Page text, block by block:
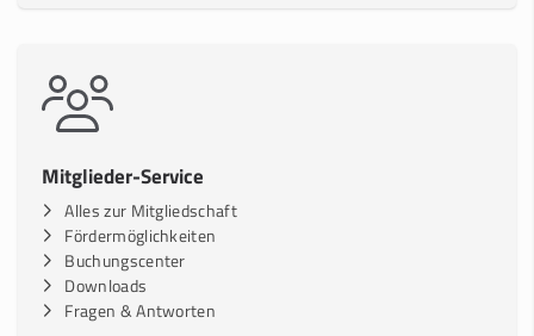
Mitglieder-Service
Alles zur Mitgliedschaft
Fördermöglichkeiten
Buchungscenter
Downloads
Fragen & Antworten